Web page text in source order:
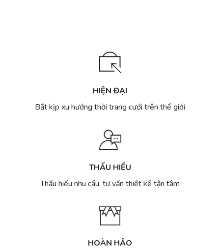
HIỆN ĐẠI
Bắt kịp xu hướng thời trang cưới trên thế giới
THẤU HIỂU
Thấu hiểu nhu cầu, tư vấn thiết kế tận tâm
HOÀN HẢO